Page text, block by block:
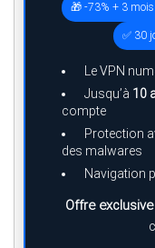
🎁 -73% + 3
✅ 30
Le VPN
Jusqu’à 10
compte
Protection
des malwares
Navigation
Offre exclusive